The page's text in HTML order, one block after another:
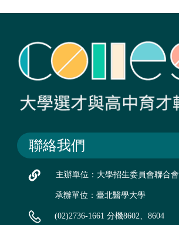
聯絡我們
主辦單位：大學招生委員會聯合會
承辦單位：臺北醫學大學
(02)2736-1661 分機8602、8604